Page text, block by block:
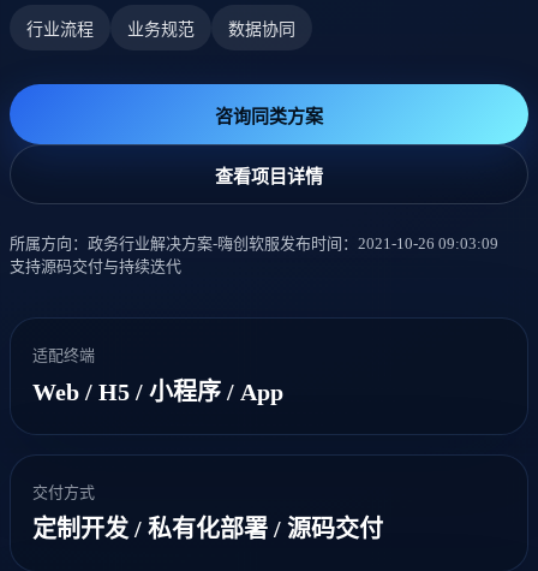
行业流程 业务规范 数据协同
咨询同类方案
查看项目详情
所属方向：政务行业解决方案-嗨创软服发布时间：2021-10-26 09:03:09
支持源码交付与持续迭代
适配终端
Web / H5 / 小程序 / App
交付方式
定制开发 / 私有化部署 / 源码交付